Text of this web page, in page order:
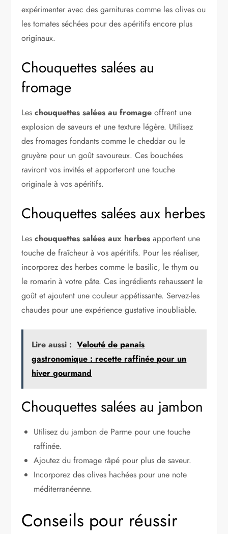
expérimenter avec des garnitures comme les olives ou
les tomates séchées pour des apéritifs encore plus
originaux.
Chouquettes salées au
fromage
Leschouquettes salées au fromage offrent une
explosion de saveurs et une texture légère. Utilisez
des fromages fondants comme le cheddar ou le
gruyère pour un goût savoureux. Ces bouchées
raviront vos invités et apporteront une touche
originale à vos apéritifs.
Chouquettes salées aux herbes
Leschouquettes salées aux herbes apportent une
touche de fraîcheur à vos apéritifs. Pour les réaliser,
incorporez des herbes comme le basilic, le thym ou
le romarin à votre pâte. Ces ingrédients rehaussent le
goût et ajoutent une couleur appétissante. Servez-les
chaudes pour une expérience gustative inoubliable.
Lire aussi : Velouté de panais
gastronomique : recette raffinée pour un
hiver gourmand
Chouquettes salées au jambon
Utilisez du jambon de Parme pour une touche
raffinée.
Ajoutez du fromage râpé pour plus de saveur.
Incorporez des olives hachées pour une note
méditerranéenne.
Conseils pour réussir